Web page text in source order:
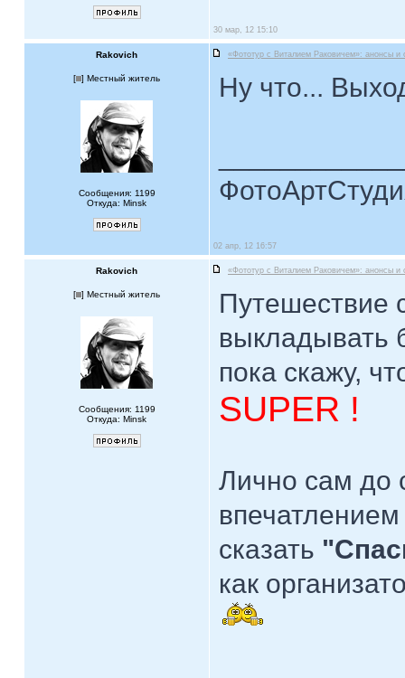
30 мар, 12 15:10
Rakovich «Фототур с Виталием Раковичем»: анонсы и
[ ] Местный житель
Сообщения: 1199
Откуда: Minsk
Ну что...
02 апр, 12 16:57
Rakovich «Фототур с Виталием Раковичем»: анонсы и
[ ] Местный житель
Сообщения: 1199
Откуда: Minsk
Путешествие
выкладывать
пока скажу,
SUPER !
Лично сам до
впечатлением
сказать
как